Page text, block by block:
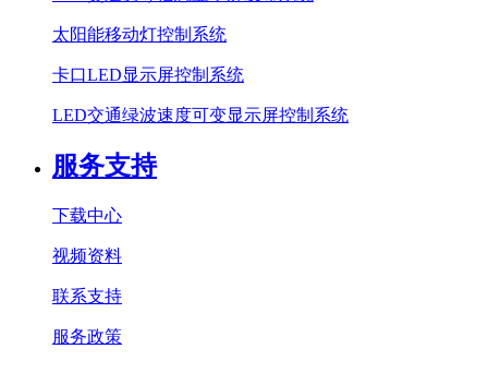
太阳能移动灯控制系统
卡口LED显示屏控制系统
LED交通绿波速度可变显示屏控制系统
服务支持
下载中心
视频资料
联系支持
服务政策